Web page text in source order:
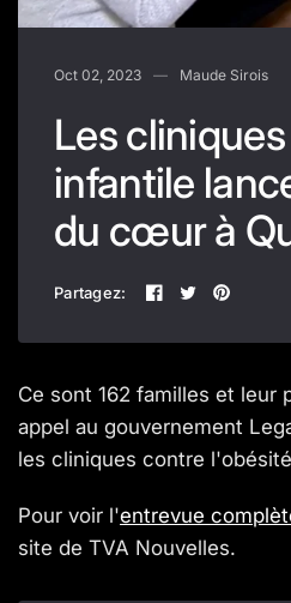
Oct 02, 2023 Maude Sirois
Les cliniques
infantile
du cœur à
Partagez:
Ce sont 162 familles et leur
appel au gouvernement
les cliniques contre
Pour voir l'entrevue
site de TVA Nouvelles.